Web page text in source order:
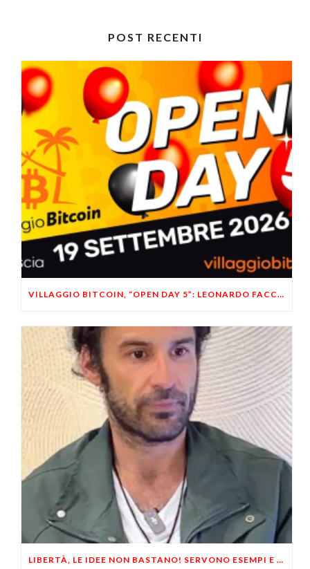
POST RECENTI
VILLAGGIO BITCOIN, “OPEN DAY 5”: LEONARDO FACCO OSPITE A BRESCIA
LIBERTÀ, LE IDEE NON BASTANO! SERVONO ESEMPI E UN PO’ DI COERENZA